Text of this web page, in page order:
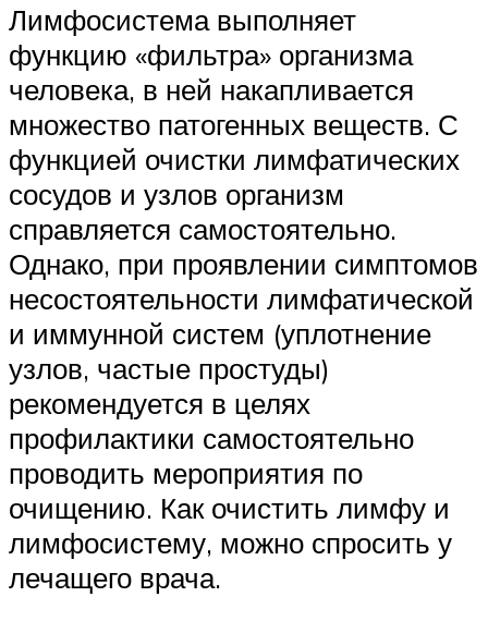
Лимфосистема выполняет
функцию «фильтра» организма
человека, в ней накапливается
множество патогенных веществ. С
функцией очистки лимфатических
сосудов и узлов организм
справляется самостоятельно.
Однако, при проявлении симптомов
несостоятельности лимфатической
и иммунной систем (уплотнение
узлов, частые простуды)
рекомендуется в целях
профилактики самостоятельно
проводить мероприятия по
очищению. Как очистить лимфу и
лимфосистему, можно спросить у
лечащего врача.